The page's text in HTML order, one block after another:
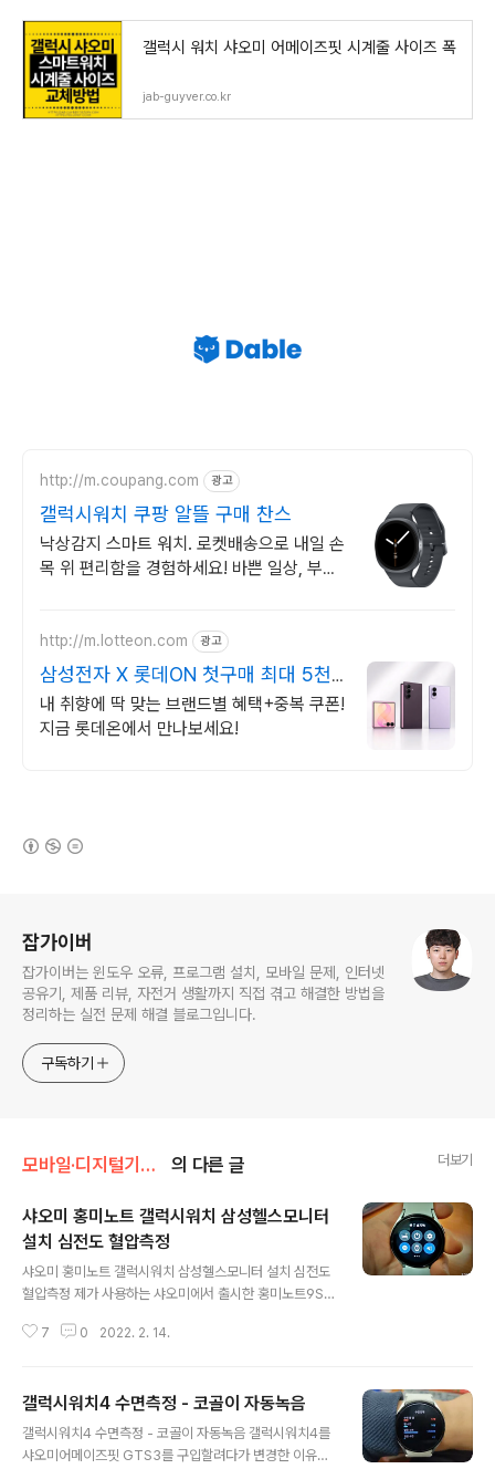
갤럭시 워치 샤오미 어메이즈핏 시계줄 사이즈 폭
jab-guyver.co.kr
http://m.coupang.com 광고
갤럭시워치 쿠팡 알뜰 구매 찬스
낙상감지 스마트 워치. 로켓배송으로 내일 손
목 위 편리함을 경험하세요! 바쁜 일상, 부모
http://m.lotteon.com 광고
삼성전자 X 롯데ON 첫구매 최대 5천
원 혜택!
내 취향에 딱 맞는 브랜드별 혜택+중복 쿠폰!
지금 롯데온에서 만나보세요!
잡가이버
잡가이버는 윈도우 오류, 프로그램 설치, 모바일 문제, 인터넷
공유기, 제품 리뷰, 자전거 생활까지 직접 겪고 해결한 방법을
정리하는 실전 문제 해결 블로그입니다.
구독하기
모바일·디지털기기/갤럭시·웨어러블 의 다른 글 더보기
샤오미 홍미노트 갤럭시워치 삼성헬스모니터
설치 심전도 혈압측정
샤오미 홍미노트 갤럭시워치 삼성헬스모니터 설치 심전도
혈압측정 제가 사용하는 샤오미에서 출시한 홍미노트9S에
에 갤럭시워치4에서 지원하는 심전도측정 및 혈압측정을
시워치4를 구입했는데 낭패를 보았는데 갤럭시 제품이 아
니여도 삼성헬스모니터 설치하는방법을 외국 유튜버를 보
고 성공 후 후기를 남겨봅니다. 갤럭시워치 혈압 측정 - 바
7 0 2022. 2. 14.
갤럭시워치4 수면측정 - 코골이 자동녹음
갤럭시워치4 수면측정 - 코골이 자동녹음 갤럭시워치4를
샤오미어메이즈핏 GTS3를 구입할려다가 변경한 이유는